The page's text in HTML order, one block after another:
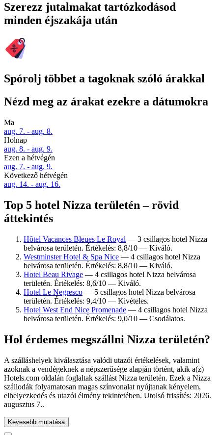
Szerezz jutalmakat tartózkodásod
minden éjszakája után
Spórolj többet a tagoknak szóló árakkal
Nézd meg az árakat ezekre a dátumokra
Ma
aug. 7. - aug. 8.
Holnap
aug. 8. - aug. 9.
Ezen a hétvégén
aug. 7. - aug. 9.
Következő hétvégén
aug. 14. - aug. 16.
Top 5 hotel Nizza területén – rövid
áttekintés
Hôtel Vacances Bleues Le Royal — 3 csillagos hotel Nizza
belvárosa területén. Értékelés: 8,8/10 — Kiváló.
Westminster Hotel & Spa Nice — 4 csillagos hotel Nizza
belvárosa területén. Értékelés: 8,8/10 — Kiváló.
Hotel Beau Rivage — 4 csillagos hotel Nizza belvárosa
területén. Értékelés: 8,6/10 — Kiváló.
Hotel Le Negresco — 5 csillagos hotel Nizza belvárosa
területén. Értékelés: 9,4/10 — Kivételes.
Hotel West End Nice Promenade — 4 csillagos hotel Nizza
belvárosa területén. Értékelés: 9,0/10 — Csodálatos.
Hol érdemes megszállni Nizza területén?
A szálláshelyek kiválasztása valódi utazói értékelések, valamint
azoknak a vendégeknek a népszerűsége alapján történt, akik a(z)
Hotels.com oldalán foglaltak szállást Nizza területén. Ezek a Nizza
szállodák folyamatosan magas színvonalat nyújtanak kényelem,
elhelyezkedés és utazói élmény tekintetében. Utolsó frissítés: 2026.
augusztus 7..
Kevesebb mutatása